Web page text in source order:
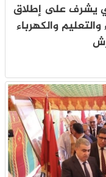
يشرف على إطلاق
والكهرباء